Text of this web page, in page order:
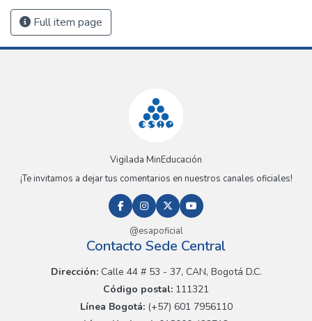
Full item page
Vigilada MinEducación
¡Te invitamos a dejar tus comentarios en nuestros canales oficiales!
@esapoficial
Contacto Sede Central
Dirección:Calle 44 # 53 - 37, CAN, Bogotá D.C.
Código postal: 111321
Línea Bogotá:(+57) 601 7956110